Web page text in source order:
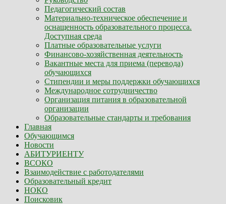
Педагогический состав
Материально-техническое обеспечение и
оснащенность образовательного процесса.
Доступная среда
Платные образовательные услуги
Финансово-хозяйственная деятельность
Вакантные места для приема (перевода)
обучающихся
Стипендии и меры поддержки обучающихся
Международное сотрудничество
Организация питания в образовательной
организации
Образовательные стандарты и требования
Главная
Обучающимся
Новости
АБИТУРИЕНТУ
ВСОКО
Взаимодействие с работодателями
Образовательный кредит
НОКО
Поисковик